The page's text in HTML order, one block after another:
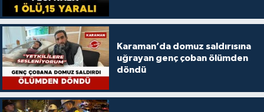
Karaman’da domuz saldırısına
uğrayan genç çoban ölümden
döndü